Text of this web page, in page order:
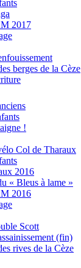
2017
berges de la Cèze
!
Col de Tharaux
2016
« Bleus à lame »
2016
Scott
(fin)
rives de la Cèze